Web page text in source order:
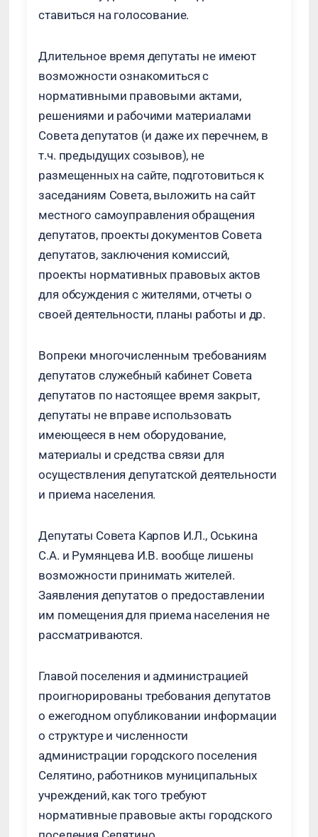
ставиться на голосование.
Длительное время депутаты не имеют
возможности ознакомиться с
нормативными правовыми актами,
решениями и рабочими материалами
Совета депутатов (и даже их перечнем, в
т.ч. предыдущих созывов), не
размещенных на сайте, подготовиться к
заседаниям Совета, выложить на сайт
местного самоуправления обращения
депутатов, проекты документов Совета
депутатов, заключения комиссий,
проекты нормативных правовых актов
для обсуждения с жителями, отчеты о
своей деятельности, планы работы и др.
Вопреки многочисленным требованиям
депутатов служебный кабинет Совета
депутатов по настоящее время закрыт,
депутаты не вправе использовать
имеющееся в нем оборудование,
материалы и средства связи для
осуществления депутатской деятельности
и приема населения.
Депутаты Совета Карпов И.Л., Оськина
С.А. и Румянцева И.В. вообще лишены
возможности принимать жителей.
Заявления депутатов о предоставлении
им помещения для приема населения не
рассматриваются.
Главой поселения и администрацией
проигнорированы требования депутатов
о ежегодном опубликовании информации
о структуре и численности
администрации городского поселения
Селятино, работников муниципальных
учреждений, как того требуют
нормативные правовые акты городского